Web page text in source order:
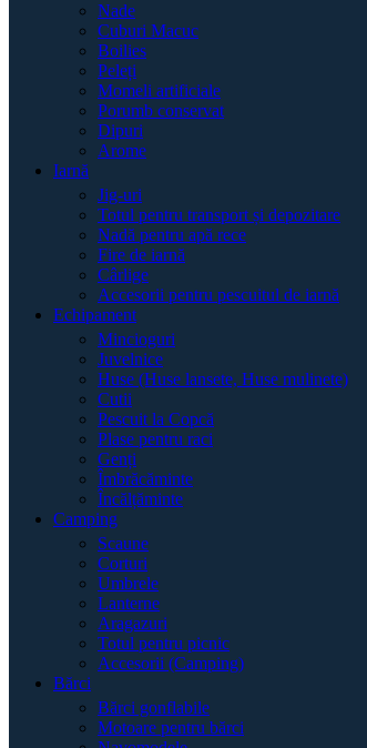
Nade
Cuburi Macuc
Boilies
Peleți
Momeli artificiale
Porumb conservat
Dipuri
Arome
Iarnă
Jig-uri
Totul pentru transport și depozitare
Nadă pentru apă rece
Fire de iarnă
Cârlige
Accesorii pentru pescuitul de iarnă
Echipament
Mincioguri
Juvelnice
Huse (Huse lansete, Huse mulinete)
Cutii
Pescuit la Copcă
Plase pentru raci
Genți
Îmbrăcăminte
Încălțăminte
Camping
Scaune
Corturi
Umbrele
Lanterne
Aragazuri
Totul pentru picnic
Accesorii (Camping)
Bărci
Bărci gonflabile
Motoare pentru bărci